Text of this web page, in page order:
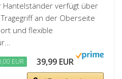
Hantelständer verfügt über
an der Oberseite
und flexible
EUR 39,99 EUR